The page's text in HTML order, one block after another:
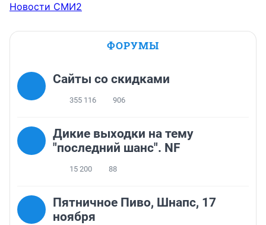
Новости СМИ2
ФОРУМЫ
Сайты со скидками
355 116 906
Дикие выходки на тему
"последний шанс". NF
15 200 88
Пятничное Пиво, Шнапс, 17
ноября